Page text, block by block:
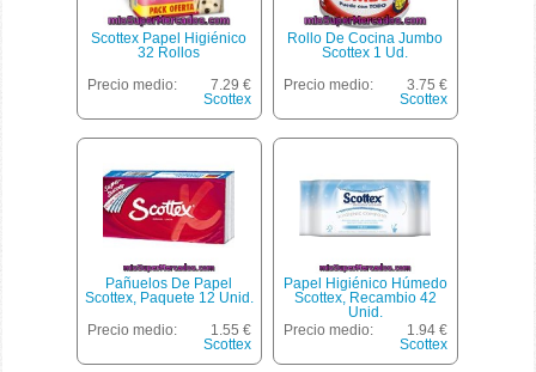
Scottex Papel Higiénico
32 Rollos
Precio medio:
7.29 €
Scottex
Rollo De Cocina Jumbo
Scottex 1 Ud.
Precio medio:
3.75 €
Scottex
Pañuelos De Papel
Scottex, Paquete 12 Unid.
Precio medio:
1.55 €
Scottex
Papel Higiénico Húmedo
Scottex, Recambio 42
Unid.
Precio medio:
1.94 €
Scottex